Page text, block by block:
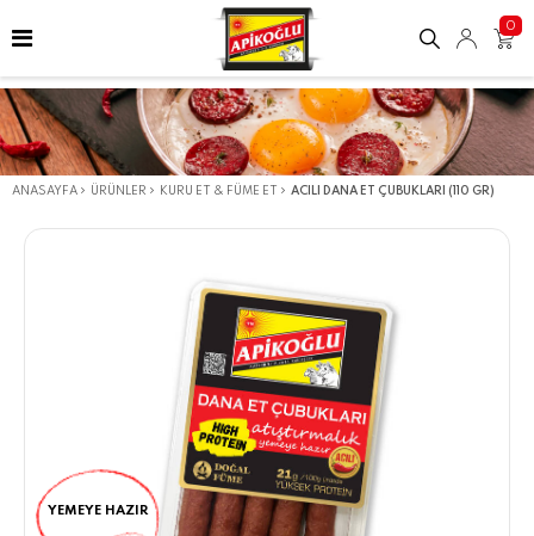
0
ANASAYFA ÜRÜNLER KURU ET & FÜME ET ACILI DANA ET ÇUBUKLARI (110 GR)
YEMEYE HAZIR